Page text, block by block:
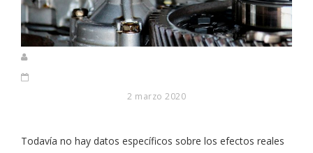
2 marzo 2020
Todavía no hay datos específicos sobre los efectos reales